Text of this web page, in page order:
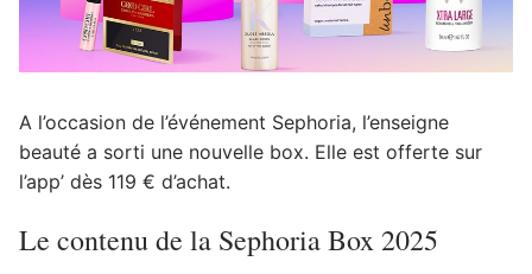
A l’occasion de l’événement Sephoria, l’enseigne
beauté a sorti une nouvelle box. Elle est offerte sur
l’app’ dès 119 € d’achat.
Le contenu de la Sephoria Box 2025